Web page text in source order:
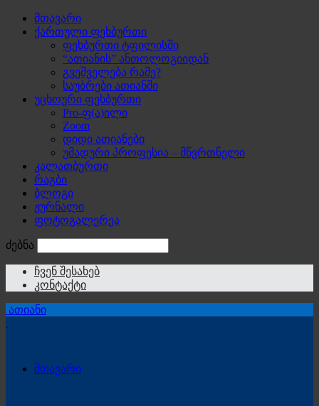
მთავარი
ქართული ფეხბურთი
ფეხბურთი ტფილისში
“ათიანის” ანთოლოგიიდან
გვეშველება რამე?
საუბრები ათიანში
უცხოური ფეხბურთი
Pro-ფ(ა)ილი
Zoom
დიდი ათიანები
უმადური პროფესია – მწვრთნელი
კალათბურთი
რაგბი
ბლოგი
ჟურნალი
ფოტოგალერეა
ძებნა
ჩვენ შესახებ
კონტაქტი
ათიანი
მთავარი